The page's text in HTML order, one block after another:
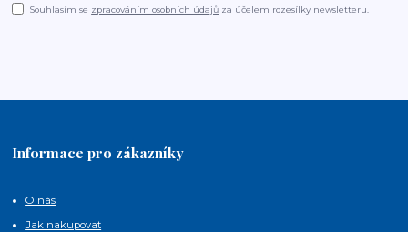
Souhlasím se zpracováním osobních údajů za účelem rozesílky newsletteru.
Informace pro zákazníky
O nás
Jak nakupovat